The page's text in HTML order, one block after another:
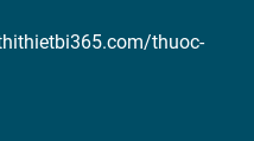
thuoc-